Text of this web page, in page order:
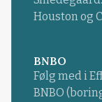
Houston og
BNBO
Følg med i
BNBO